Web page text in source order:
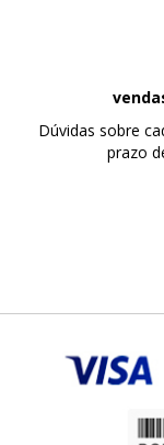
Dúvidas sobre
prazo